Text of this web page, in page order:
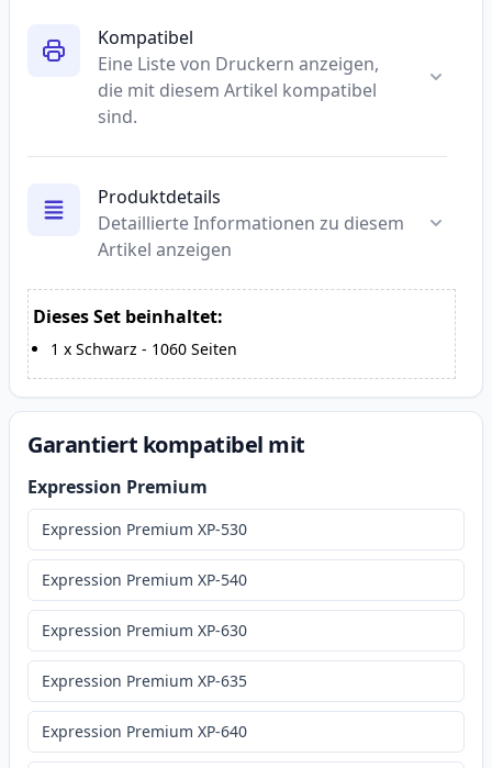
Kompatibel
Eine Liste von Druckern anzeigen,
die mit diesem Artikel kompatibel
sind.
Produktdetails
Detaillierte Informationen zu diesem
Artikel anzeigen
Dieses Set beinhaltet:
1 x Schwarz - 1060 Seiten
Garantiert kompatibel mit
Expression Premium
Expression Premium XP-530
Expression Premium XP-540
Expression Premium XP-630
Expression Premium XP-635
Expression Premium XP-640